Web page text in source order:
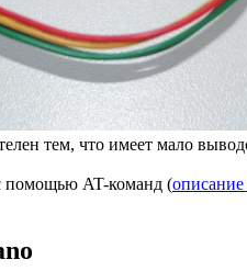
тем, что имеет мало
помощью AT-команд (